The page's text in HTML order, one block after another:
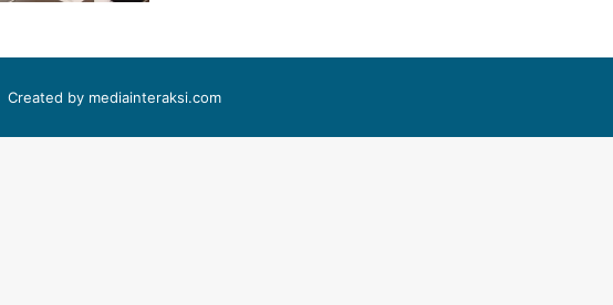
Created by mediainteraksi.com